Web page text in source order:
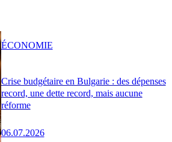
Crise budgétaire en Bulgarie : des dépenses
record, une dette record, mais aucune
réforme
06.07.2026
ÉCONOMIE